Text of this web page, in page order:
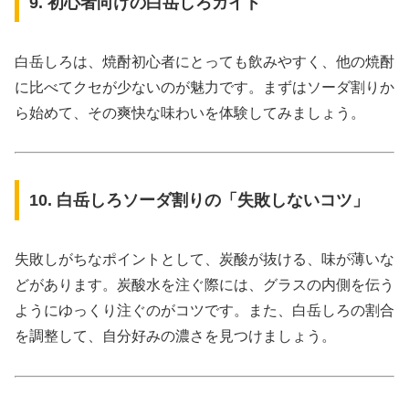
白岳しろは、焼酎初心者にとっても飲みやすく、他の焼酎
に比べてクセが少ないのが魅力です。まずはソーダ割りか
ら始めて、その爽快な味わいを体験してみましょう。
10. 白岳しろソーダ割りの「失敗しないコツ」
失敗しがちなポイントとして、炭酸が抜ける、味が薄いな
どがあります。炭酸水を注ぐ際には、グラスの内側を伝う
ようにゆっくり注ぐのがコツです。また、白岳しろの割合
を調整して、自分好みの濃さを見つけましょう。